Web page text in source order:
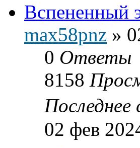
Вспененный
max58pnz »
0 Ответы
8158
02 фев